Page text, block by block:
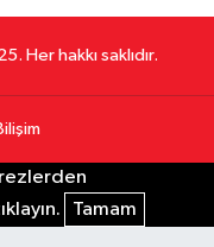
Her hakkı saklıdır.
Tamam